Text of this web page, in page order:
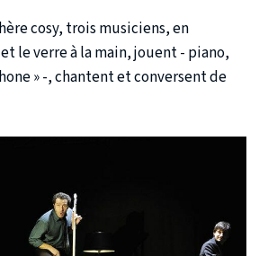
cosy, trois musiciens, en
le verre à la main, jouent - piano,
» -, chantent et conversent de